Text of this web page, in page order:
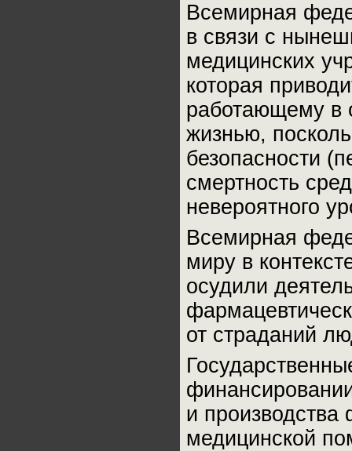
Всемирная
в связи с
медицинских
которая
работающему в
жизнью,
безопасности
смертность
невероятного
Всемирная
миру в
осудили
от страданий
и производства
медицинской